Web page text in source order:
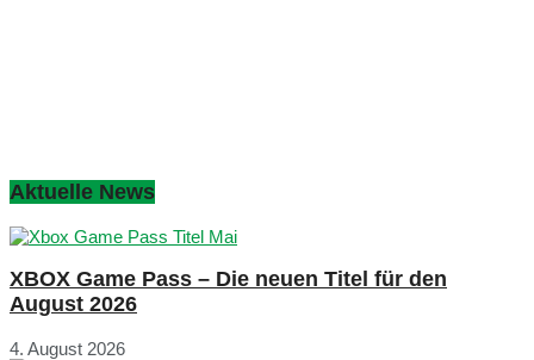
Aktuelle News
XBOX Game Pass – Die neuen Titel für den
August 2026
4. August 2026